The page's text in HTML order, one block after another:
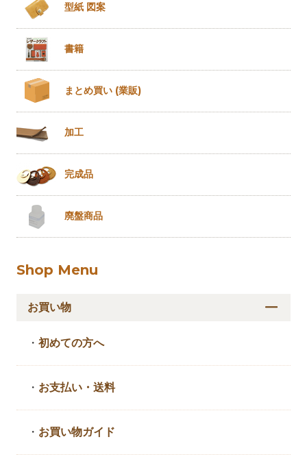
型紙 図案
書籍
まとめ買い (業販)
加工
完成品
廃盤商品
Shop Menu
お買い物
・初めての方へ
・ お支払い・送料
・ お買い物ガイド